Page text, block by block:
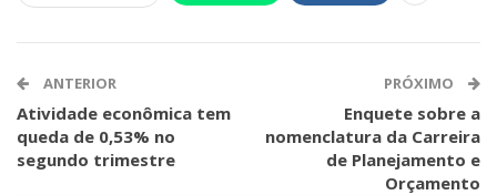
ANTERIOR
Atividade econômica tem
queda de 0,53% no
segundo trimestre
PRÓXIMO
Enquete sobre a
nomenclatura da Carreira
de Planejamento e
Orçamento